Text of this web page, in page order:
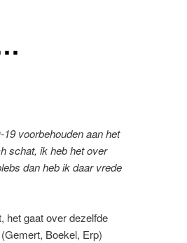
voorbehouden aan het
schat, ik heb het over
dan heb ik daar vrede
het gaat over dezelfde
Boekel, Erp)